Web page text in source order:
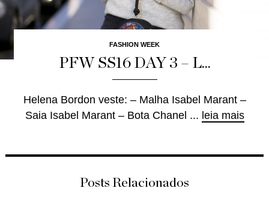
FASHION WEEK
PFW SS16 DAY 3 – L...
Helena Bordon veste: – Malha Isabel Marant –
Saia Isabel Marant – Bota Chanel ... leia mais
Posts Relacionados